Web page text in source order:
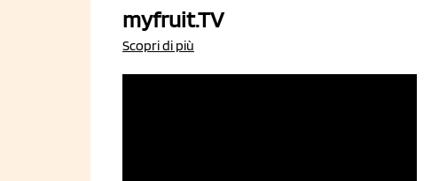
myfruit.TV
Scopri di più